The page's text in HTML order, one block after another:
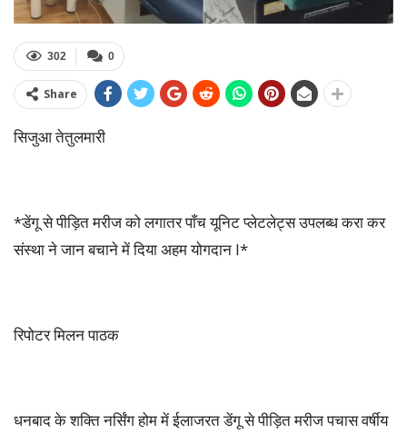
0
302
Share
सिजुआ तेतुलमारी
*डेंगू से पीड़ित मरीज को लगातर पाँच यूनिट प्लेटलेट्स उपलब्ध करा कर
संस्था ने जान बचाने में दिया अहम योगदान l*
रिपोटर मिलन पाठक
धनबाद के शक्ति नर्सिंग होम में ईलाजरत डेंगू से पीड़ित मरीज पचास वर्षीय